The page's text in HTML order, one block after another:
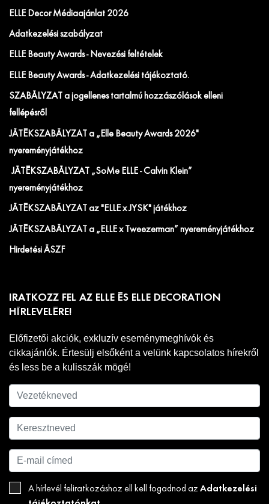
ELLE Decor Médiaajánlat 2026
Adatkezelési szabályzat
ELLE Beauty Awards - Nevezési feltételek
ELLE Beauty Awards - Adatkezelési tájékoztató.
SZABÁLYZAT a jogellenes tartalmú hozzászólások elleni
fellépésről
JÁTÉKSZABÁLYZAT a „Elle Beauty Awards 2026"
nyereményjátékhoz
JÁTÉKSZABÁLYZAT „SoMe ELLE - Calvin Klein”
nyereményjátékhoz
JÁTÉKSZABÁLYZAT az "ELLE x JYSK" játékhoz
JÁTÉKSZABÁLYZAT a „ELLE x Tweezerman” nyereményjátékhoz
Hirdetési ÁSZF
IRATKOZZ FEL AZ ELLE ÉS ELLE DECORATION
HÍRLEVELÉRE!
Előfizetői akciók, exkluzív eseménymeghívók és
cikkajánlók. Értesülj elsőként a velünk kapcsolatos hírekről
és less be a kulisszák mögé!
A hírlevél feliratkozáshoz ell kell fogadnod az Adatkezelési